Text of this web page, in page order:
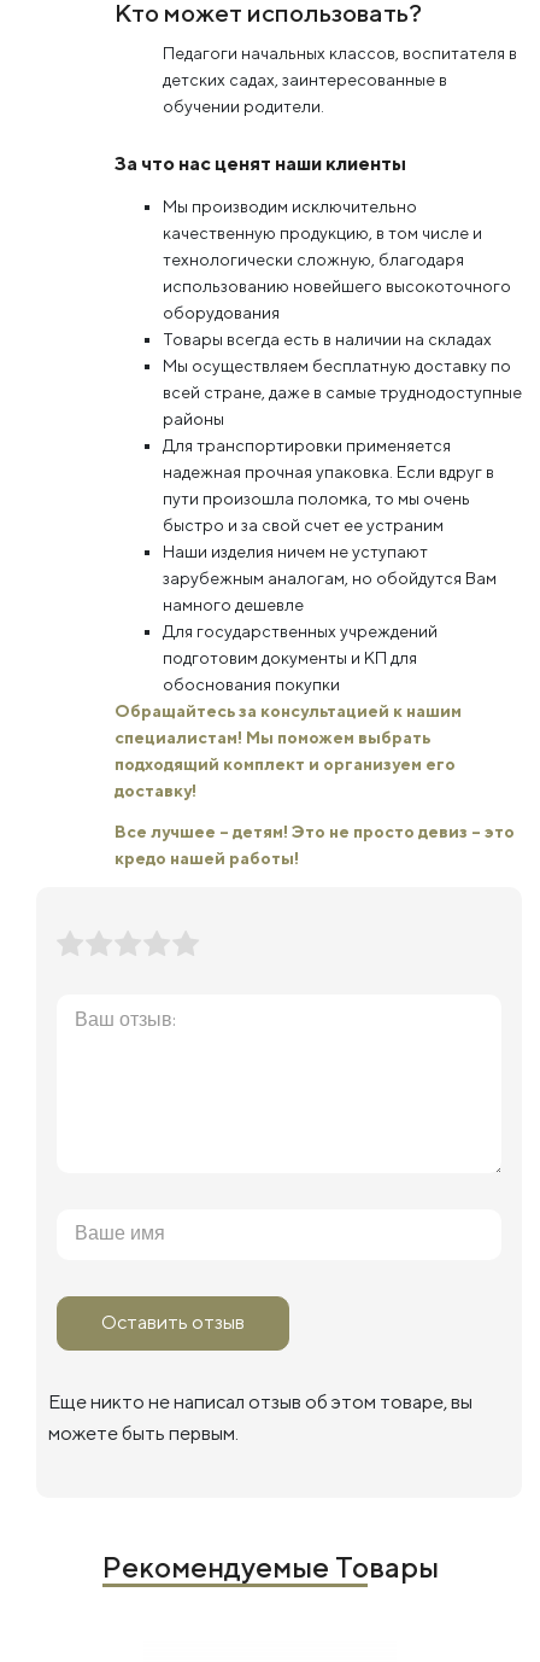
Кто может использовать?
Педагоги начальных классов, воспитателя в
детских садах, заинтересованные в
обучении родители.
За что нас ценят наши клиенты
Мы производим исключительно
качественную продукцию, в том числе и
технологически сложную, благодаря
использованию новейшего высокоточного
оборудования
Товары всегда есть в наличии на складах
Мы осуществляем бесплатную доставку по
всей стране, даже в самые труднодоступные
районы
Для транспортировки применяется
надежная прочная упаковка. Если вдруг в
пути произошла поломка, то мы очень
быстро и за свой счет ее устраним
Наши изделия ничем не уступают
зарубежным аналогам, но обойдутся Вам
намного дешевле
Для государственных учреждений
подготовим документы и КП для
обоснования покупки
Обращайтесь за консультацией к нашим
специалистам! Мы поможем выбрать
подходящий комплект и организуем его
доставку!
Все лучшее – детям! Это не просто девиз – это
кредо нашей работы!
Оставить отзыв
Еще никто не написал отзыв об этом товаре, вы
можете быть первым.
Рекомендуемые Товары